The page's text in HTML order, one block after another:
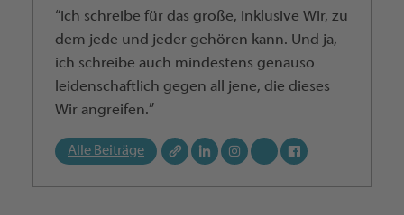
“Ich schreibe für das große, inklusive Wir, zu
dem jede und jeder gehören kann. Und ja,
ich schreibe auch mindestens genauso
leidenschaftlich gegen all jene, die dieses
Wir angreifen.”
Alle Beiträge